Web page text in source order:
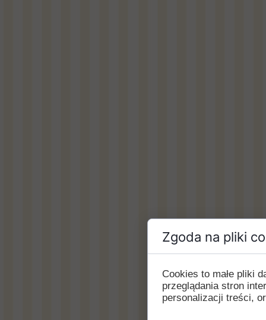
Zgoda na pliki
Cookies to małe pliki
przeglądania stron
personalizacji treści,